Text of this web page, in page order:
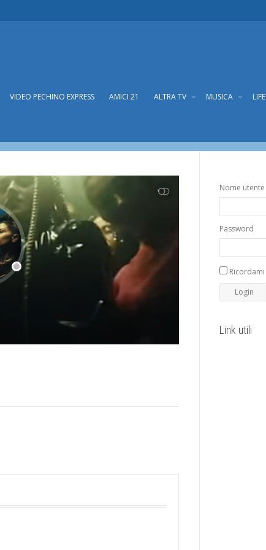
VIDEO PECHINO EXPRESS AMICI 21 ALTRA TV MUSICA LIFE
Nome utente
Password
Ricordami
Link utili